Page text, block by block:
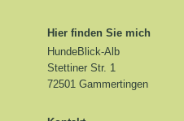
Hier finden Sie mich
HundeBlick-Alb
Stettiner Str. 1
72501 Gammertingen